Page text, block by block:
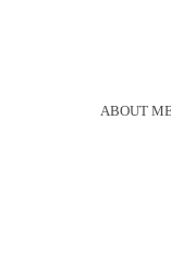
ABOUT